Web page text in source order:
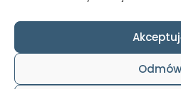
Odmów
COPYRIGHT © 2024 by
WIECZOREK / ALL